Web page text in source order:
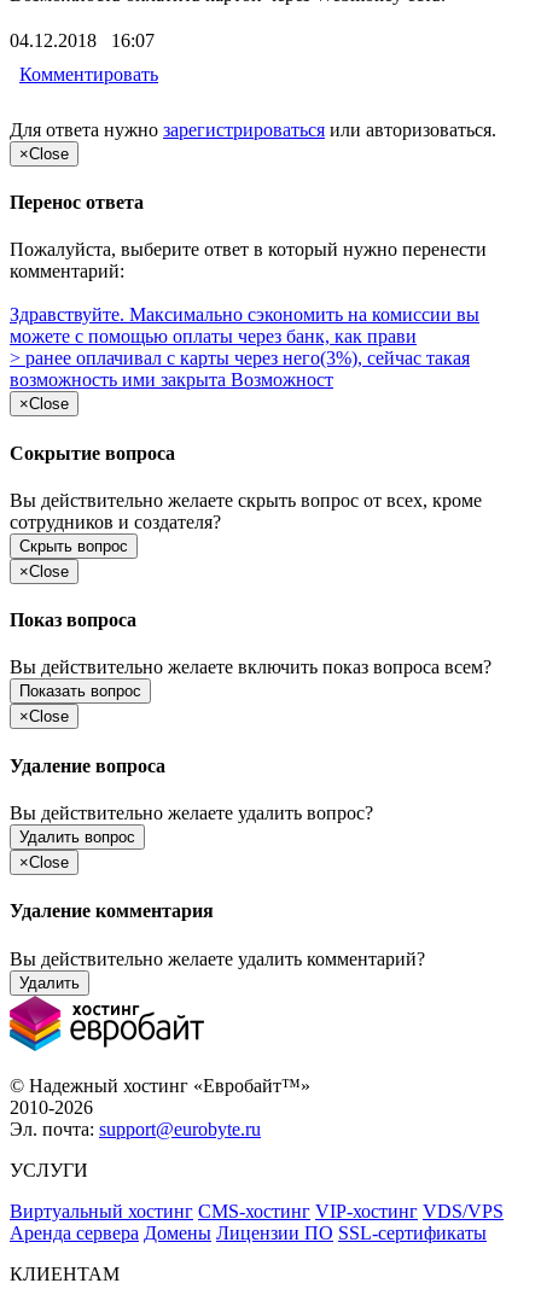
04.12.2018 16:07
Комментировать
Для ответа нужно зарегистрироваться или авторизоваться.
×Close
Перенос ответа
Пожалуйста, выберите ответ в который нужно перенести
комментарий:
Здравствуйте. Максимально сэкономить на комиссии вы
можете с помощью оплаты через банк, как прави
> ранее оплачивал с карты через него(3%), сейчас такая
возможность ими закрыта Возможност
×Close
Сокрытие вопроса
Вы действительно желаете скрыть вопрос от всех, кроме
сотрудников и создателя?
Скрыть вопрос
×Close
Показ вопроса
Вы действительно желаете включить показ вопроса всем?
Показать вопрос
×Close
Удаление вопроса
Вы действительно желаете удалить вопрос?
Удалить вопрос
×Close
Удаление комментария
Вы действительно желаете удалить комментарий?
Удалить
© Надежный хостинг «Евробайт™»
2010-2026
Эл. почта: support@eurobyte.ru
УСЛУГИ
Виртуальный хостинг CMS-хостинг VIP-хостинг VDS/VPS
Аренда сервера Домены Лицензии ПО SSL-сертификаты
КЛИЕНТАМ